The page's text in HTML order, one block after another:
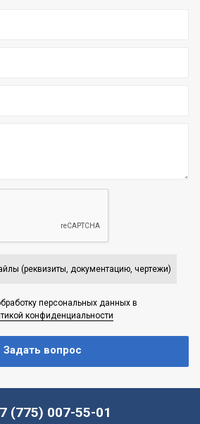
(реквизиты, документацию, чертежи)
персональных данных в
конфиденциальности
(775) 007-55-01